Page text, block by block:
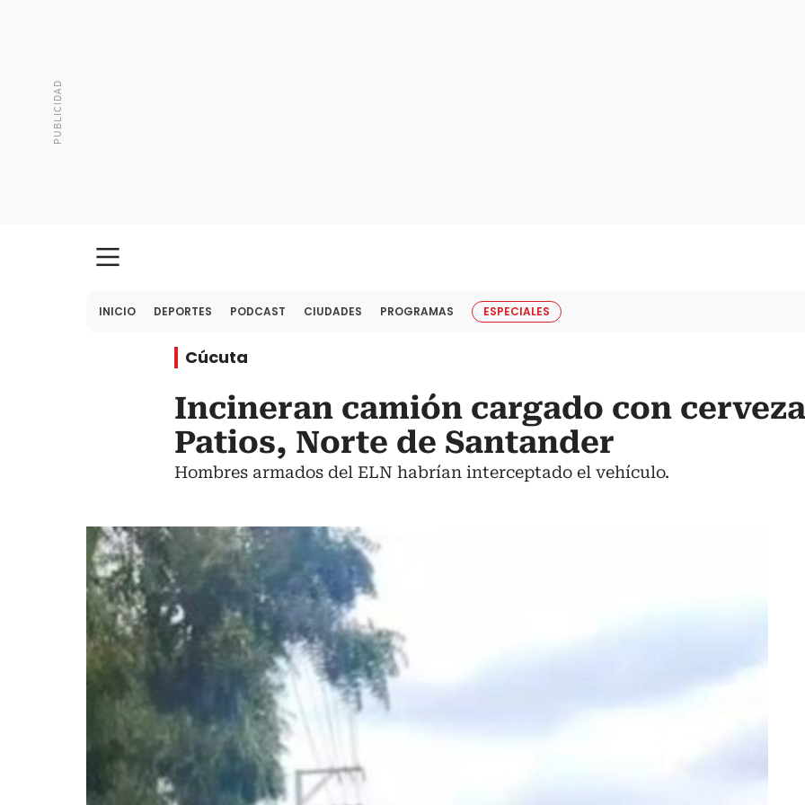
INICIO DEPORTES PODCAST CIUDADES PROGRAMAS ESPECIALES
Cúcuta
Incineran camión cargado con
Patios, Norte de Santander
Hombres armados del ELN habrían interceptado el vehículo.